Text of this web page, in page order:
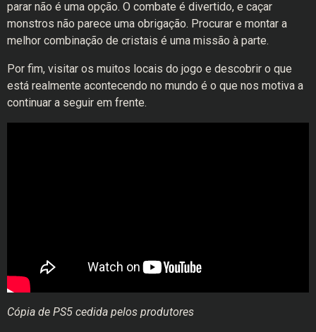
parar não é uma opção. O combate é divertido, e caçar
monstros não parece uma obrigação. Procurar e montar a
melhor combinação de cristais é uma missão à parte.
Por fim, visitar os muitos locais do jogo e descobrir o que
está realmente acontecendo no mundo é o que nos motiva a
continuar a seguir em frente.
Cópia de PS5 cedida pelos produtores